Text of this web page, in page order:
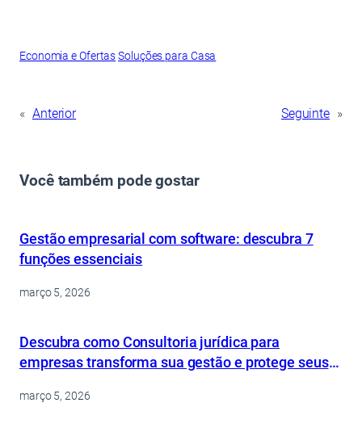
Economia e OfertasSoluções para Casa
« Anterior Seguinte »
Você também pode gostar
Gestão empresarial com software: descubra 7
funções essenciais
março 5, 2026
Descubra como Consultoria jurídica para
empresas transforma sua gestão e protege seus
março 5, 2026